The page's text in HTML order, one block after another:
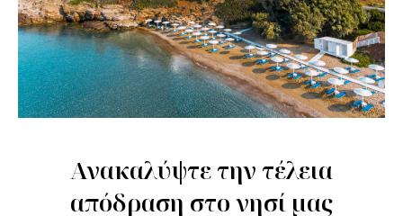
Ανακαλύψτε την τέλεια
απόδραση στο νησί μας